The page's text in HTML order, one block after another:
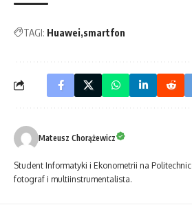
TAGI: Huawei smartfon
Mateusz Chorążewicz
Student Informatyki i Ekonometrii na
fotograf i multiinstrumentalista.